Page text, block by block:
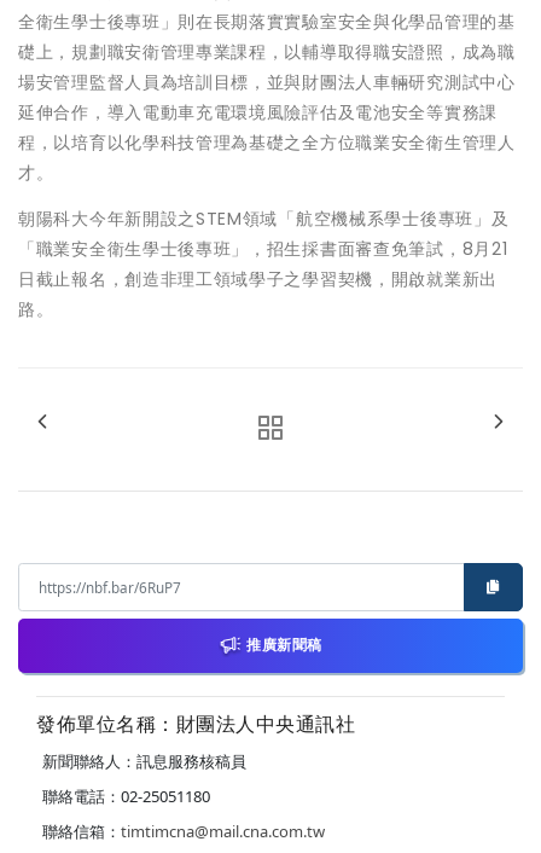
全衛生學士後專班」則在長期落實實驗室安全與化學品管理的基
礎上，規劃職安衛管理專業課程，以輔導取得職安證照，成為職
場安管理監督人員為培訓目標，並與財團法人車輛研究測試中心
延伸合作，導入電動車充電環境風險評估及電池安全等實務課
程，以培育以化學科技管理為基礎之全方位職業安全衛生管理人
才。
朝陽科大今年新開設之STEM領域「航空機械系學士後專班」及
「職業安全衛生學士後專班」，招生採書面審查免筆試，8月21
日截止報名，創造非理工領域學子之學習契機，開啟就業新出
路。
推廣新聞稿
發佈單位名稱：財團法人中央通訊社
新聞聯絡人：訊息服務核稿員
聯絡電話：02-25051180
聯絡信箱： timtimcna@mail.cna.com.tw